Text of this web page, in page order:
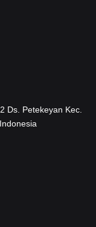
Ds. Petekeyan Kec.